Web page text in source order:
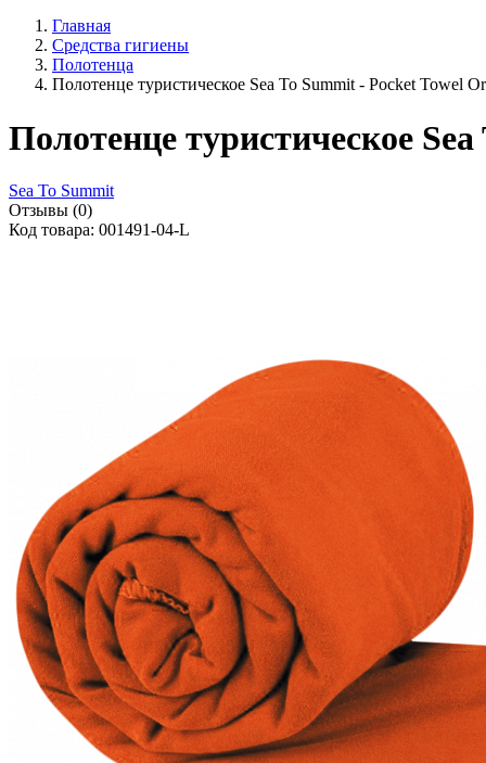
Главная
Средства гигиены
Полотенца
Полотенце туристическое Sea To Summit - Pocket Towel
Полотенце туристическое
Sea To Summit
Отзывы (0)
Код товара: 001491-04-L